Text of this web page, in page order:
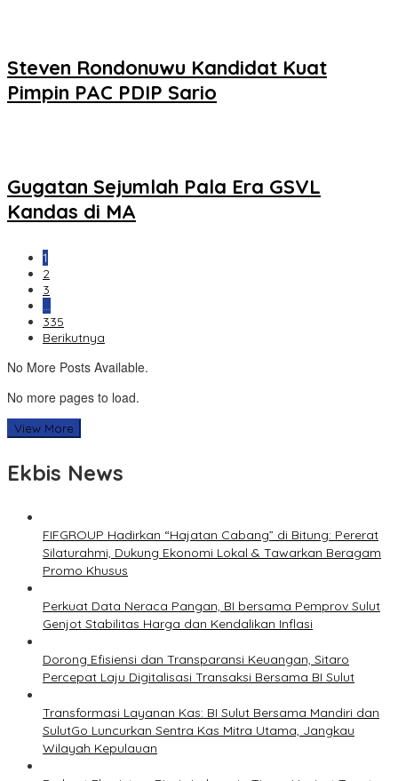
Steven Rondonuwu Kandidat Kuat
Pimpin PAC PDIP Sario
Gugatan Sejumlah Pala Era GSVL
Kandas di MA
1
2
3
…
335
Berikutnya
No More Posts Available.
No more pages to load.
View More
Ekbis News
FIFGROUP Hadirkan “Hajatan Cabang” di Bitung: Pererat
Silaturahmi, Dukung Ekonomi Lokal & Tawarkan Beragam
Promo Khusus
Perkuat Data Neraca Pangan, BI bersama Pemprov Sulut
Genjot Stabilitas Harga dan Kendalikan Inflasi
Dorong Efisiensi dan Transparansi Keuangan, Sitaro
Percepat Laju Digitalisasi Transaksi Bersama BI Sulut
Transformasi Layanan Kas: BI Sulut Bersama Mandiri dan
SulutGo Luncurkan Sentra Kas Mitra Utama, Jangkau
Wilayah Kepulauan